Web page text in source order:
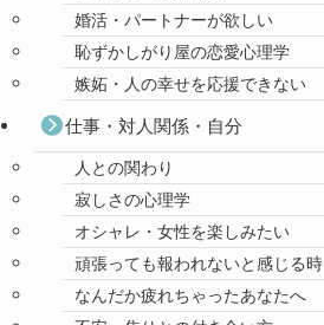
婚活・パートナーが欲しい
恥ずかしがり屋の恋愛心理学
嫉妬・人の幸せを応援できない
仕事・対人関係・自分
人との関わり
寂しさの心理学
オシャレ・女性を楽しみたい
頑張っても報われないと感じる時
なんだか疲れちゃったあなたへ